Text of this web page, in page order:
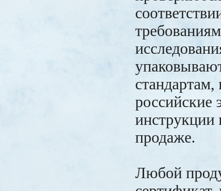
российские
инструкции
продаже.
Любой